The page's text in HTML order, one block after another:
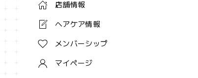
店舗情報
ヘアケア情報
メンバーシップ
マイページ